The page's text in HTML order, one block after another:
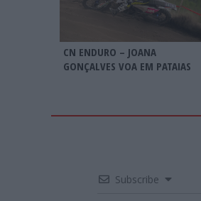
CN ENDURO – JOANA
GONÇALVES VOA EM PATAIAS
Subscribe